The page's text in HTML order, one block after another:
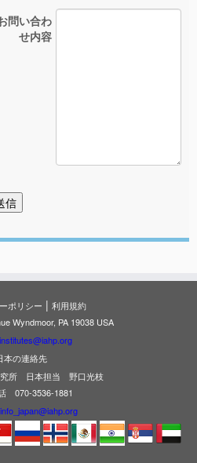
問い合わ
せ内容
ポリシー | 利用規約
Wyndmoor, PA 19038 USA
institutes@iahp.org
本の連絡先
究所 日本担当 野口光枝
3536-1881
info_japan@iahp.org